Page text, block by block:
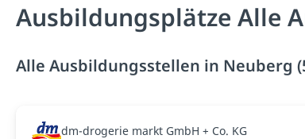
Ausbildungsplätze Alle
Alle Ausbildungsstellen in Neuberg
dm-drogerie markt GmbH + Co. KG